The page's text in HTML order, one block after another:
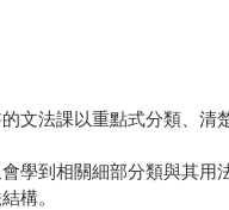
文法課以重點式分類、清
學到相關細部分類與其用
構。